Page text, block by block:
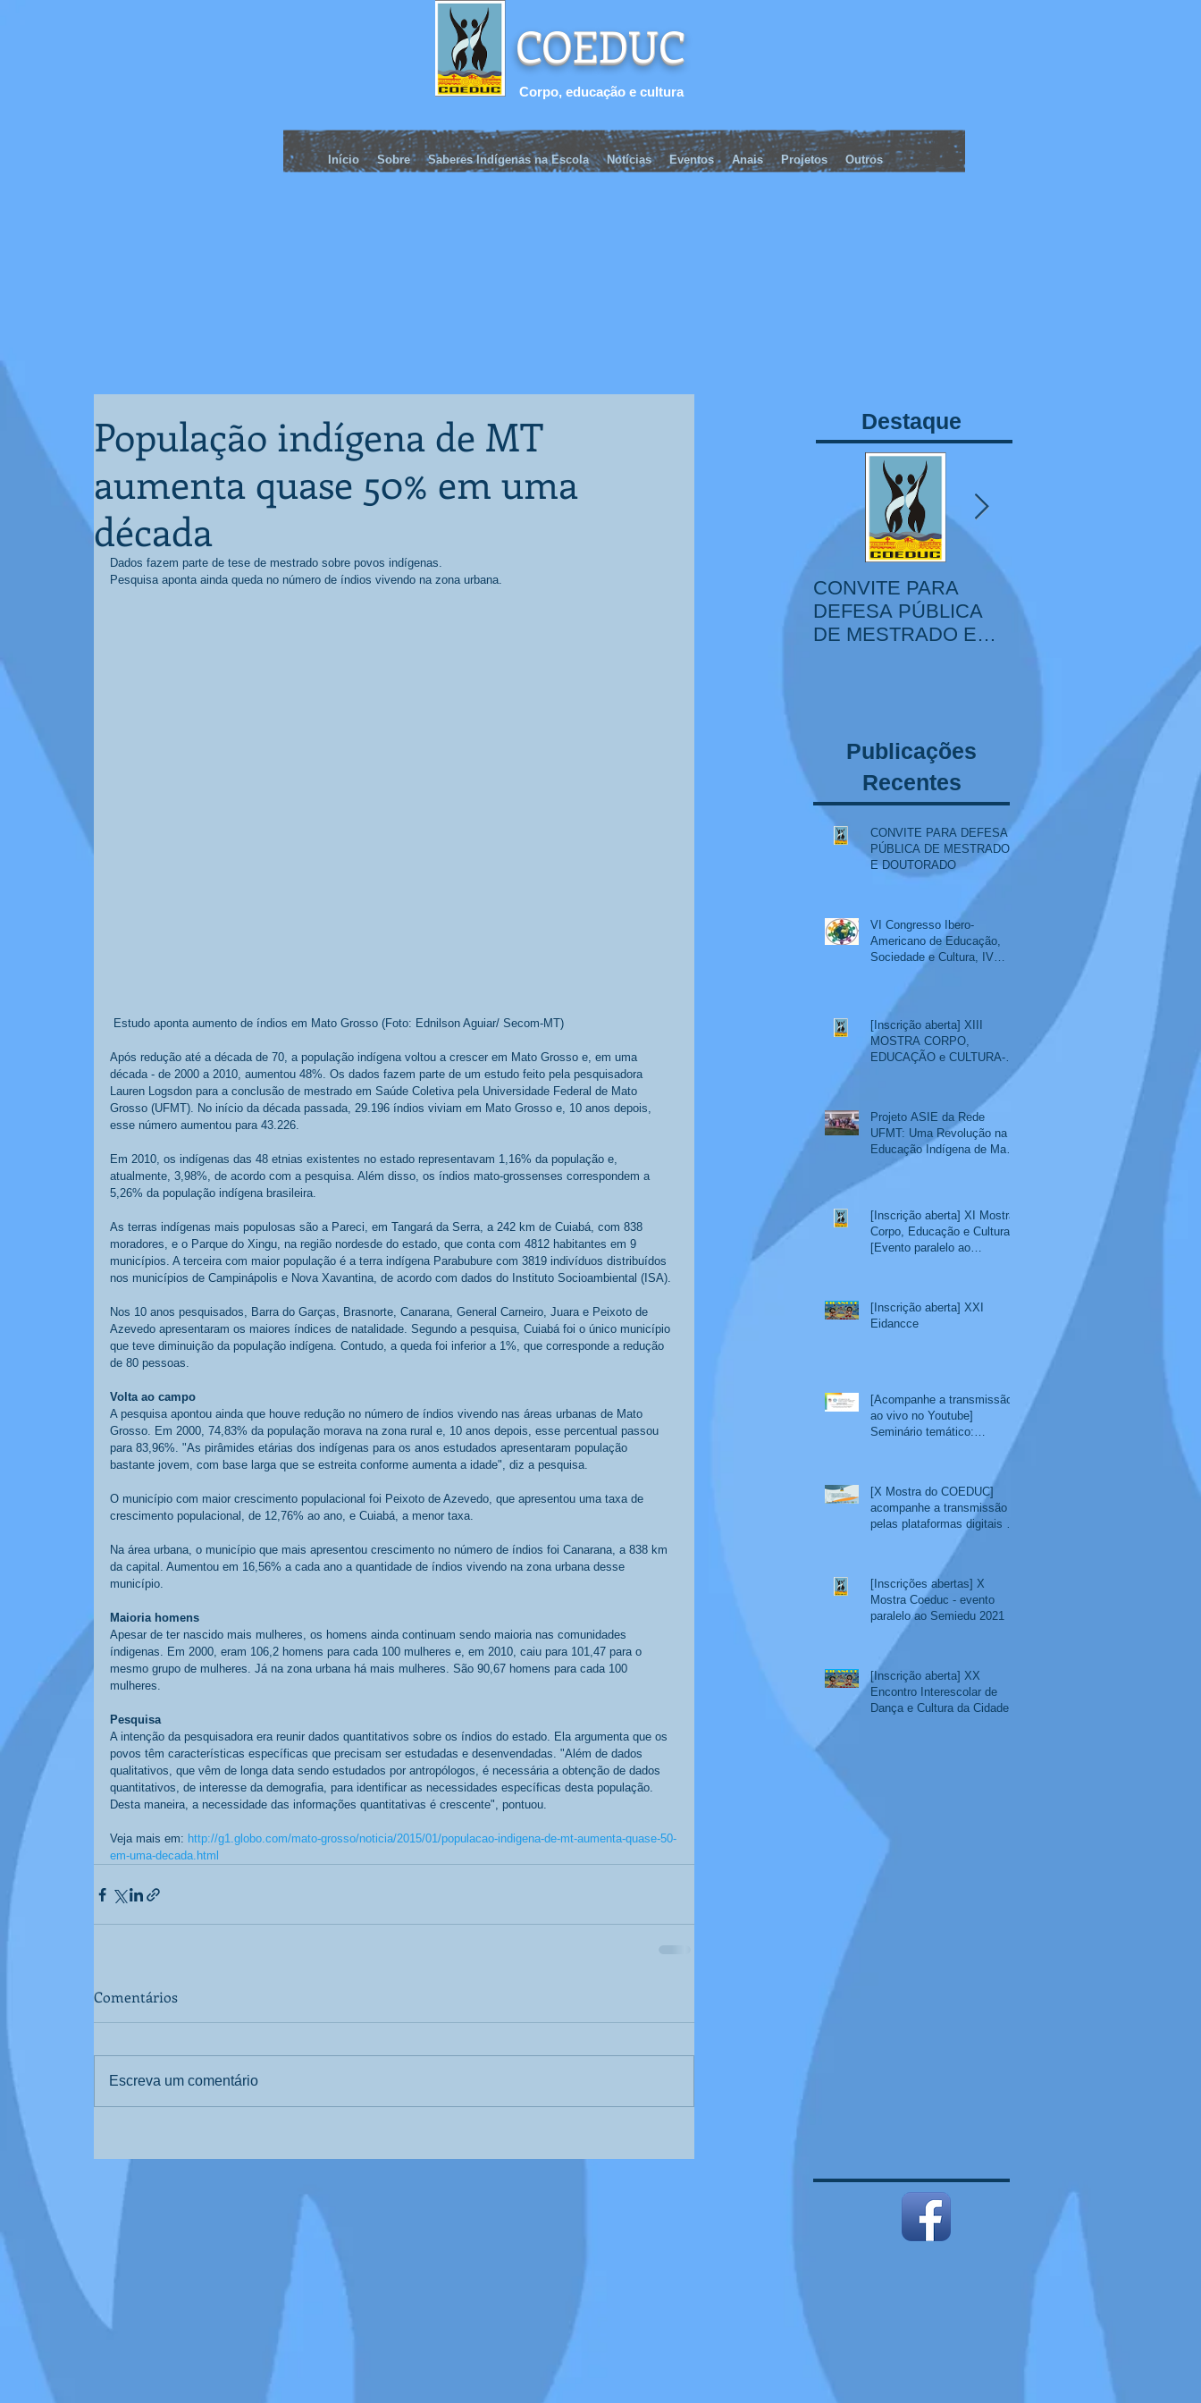
COEDUC
Corpo, educação e cultura
Início Sobre Saberes Indígenas na Escola Notícias Eventos Anais Projetos Outros
População indígena de MT
aumenta quase 50% em uma
década
Dados fazem parte de tese de mestrado sobre povos indígenas.
Pesquisa aponta ainda queda no número de índios vivendo na zona urbana.
Estudo aponta aumento de índios em Mato Grosso (Foto: Ednilson Aguiar/ Secom-MT)
Após redução até a década de 70, a população indígena voltou a crescer em Mato Grosso e, em uma
década - de 2000 a 2010, aumentou 48%. Os dados fazem parte de um estudo feito pela pesquisadora
Lauren Logsdon para a conclusão de mestrado em Saúde Coletiva pela Universidade Federal de Mato
Grosso (UFMT). No início da década passada, 29.196 índios viviam em Mato Grosso e, 10 anos depois,
esse número aumentou para 43.226.
Em 2010, os indígenas das 48 etnias existentes no estado representavam 1,16% da população e,
atualmente, 3,98%, de acordo com a pesquisa. Além disso, os índios mato-grossenses correspondem a
5,26% da população indígena brasileira.
As terras indígenas mais populosas são a Pareci, em Tangará da Serra, a 242 km de Cuiabá, com 838
moradores, e o Parque do Xingu, na região nordesde do estado, que conta com 4812 habitantes em 9
municípios. A terceira com maior população é a terra indígena Parabubure com 3819 indivíduos distribuídos
nos municípios de Campinápolis e Nova Xavantina, de acordo com dados do Instituto Socioambiental (ISA).
Nos 10 anos pesquisados, Barra do Garças, Brasnorte, Canarana, General Carneiro, Juara e Peixoto de
Azevedo apresentaram os maiores índices de natalidade. Segundo a pesquisa, Cuiabá foi o único município
que teve diminuição da população indígena. Contudo, a queda foi inferior a 1%, que corresponde a redução
de 80 pessoas.
Volta ao campo
A pesquisa apontou ainda que houve redução no número de índios vivendo nas áreas urbanas de Mato
Grosso. Em 2000, 74,83% da população morava na zona rural e, 10 anos depois, esse percentual passou
para 83,96%. "As pirâmides etárias dos indígenas para os anos estudados apresentaram população
bastante jovem, com base larga que se estreita conforme aumenta a idade", diz a pesquisa.
O município com maior crescimento populacional foi Peixoto de Azevedo, que apresentou uma taxa de
crescimento populacional, de 12,76% ao ano, e Cuiabá, a menor taxa.
Na área urbana, o município que mais apresentou crescimento no número de índios foi Canarana, a 838 km
da capital. Aumentou em 16,56% a cada ano a quantidade de índios vivendo na zona urbana desse
município.
Maioria homens
Apesar de ter nascido mais mulheres, os homens ainda continuam sendo maioria nas comunidades
índigenas. Em 2000, eram 106,2 homens para cada 100 mulheres e, em 2010, caiu para 101,47 para o
mesmo grupo de mulheres. Já na zona urbana há mais mulheres. São 90,67 homens para cada 100
mulheres.
Pesquisa
A intenção da pesquisadora era reunir dados quantitativos sobre os índios do estado. Ela argumenta que os
povos têm características específicas que precisam ser estudadas e desenvendadas. "Além de dados
qualitativos, que vêm de longa data sendo estudados por antropólogos, é necessária a obtenção de dados
quantitativos, de interesse da demografia, para identificar as necessidades específicas desta população.
Desta maneira, a necessidade das informações quantitativas é crescente", pontuou.
Veja mais em: http://g1.globo.com/mato-grosso/noticia/2015/01/populacao-indigena-de-mt-aumenta-quase-50-
em-uma-decada.html
Comentários
Escreva um comentário
Destaque
CONVITE PARA
DEFESA PÚBLICA
DE MESTRADO E
VI Congresso Ibero-
Americano de
Interculturalidade e
XIV Mostra Corpo,
Educação e Cultura
Publicações
Recentes
CONVITE PARA DEFESA
PÚBLICA DE MESTRADO
E DOUTORADO
VI Congresso Ibero-
Americano de Educação,
Sociedade e Cultura, IV
Colóquio Internacional
Educação, Interculturalidade
e XIV Mostra Corpo,
Educação e Cultura
[Inscrição aberta] XIII
MOSTRA CORPO,
EDUCAÇÃO e CULTURA-
evento paralelo ao SemiEdu
Projeto ASIE da Rede
UFMT: Uma Revolução na
Educação Indígena de Mato
Grosso
[Inscrição aberta] XI Mostra
Corpo, Educação e Cultura
[Evento paralelo ao
[Inscrição aberta] XXI
Eidancce
[Acompanhe a transmissão
ao vivo no Youtube]
Seminário temático:
Educação Escolar Indígena
[X Mostra do COEDUC]
acompanhe a transmissão
pelas plataformas digitais do
COEDUC - 08/11 a 11/11
[Inscrições abertas] X
Mostra Coeduc - evento
paralelo ao Semiedu 2021
[Inscrição aberta] XX
Encontro Interescolar de
Dança e Cultura da Cidade